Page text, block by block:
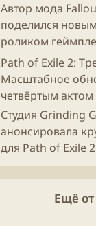
Автор мода
поделился
роликом
Path of Exile 2:
Масштабное
четвёртым актом
Студия Grinding
анонсировала
для Path of Exile
Ещё от